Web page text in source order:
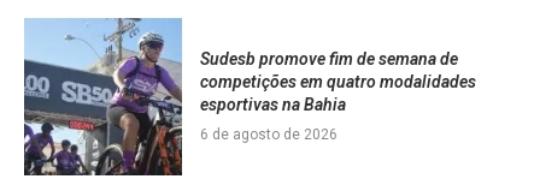
Sudesb promove fim de semana de
competições em quatro modalidades
esportivas na Bahia
6 de agosto de 2026